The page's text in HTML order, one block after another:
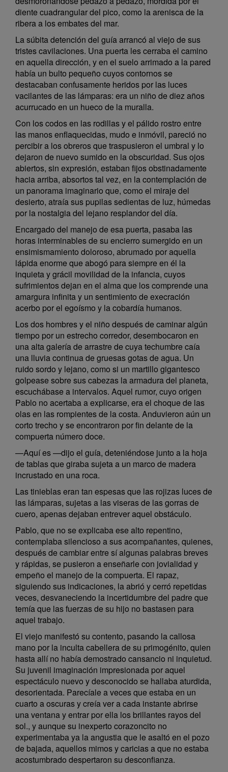
diente cuadrangular del pico, como la arenisca de la
ribera a los embates del mar.
La súbita detención del guía arrancó al viejo de sus
tristes cavilaciones. Una puerta les cerraba el camino
en aquella dirección, y en el suelo arrimado a la pared
había un bulto pequeño cuyos contornos se
destacaban confusamente heridos por las luces
vacilantes de las lámparas: era un niño de diez años
acurrucado en un hueco de la muralla.
Con los codos en las rodillas y el pálido rostro entre
las manos enflaquecidas, mudo e inmóvil, pareció no
percibir a los obreros que traspusieron el umbral y lo
dejaron de nuevo sumido en la obscuridad. Sus ojos
abiertos, sin expresión, estaban fijos obstinadamente
hacia arriba, absortos tal vez, en la contemplación de
un panorama imaginario que, como el miraje del
desierto, atraía sus pupilas sedientas de luz, húmedas
por la nostalgia del lejano resplandor del día.
Encargado del manejo de esa puerta, pasaba las
horas interminables de su encierro sumergido en un
ensimismamiento doloroso, abrumado por aquella
lápida enorme que abogó para siempre en él la
inquieta y grácil movilidad de la infancia, cuyos
sufrimientos dejan en el alma que los comprende una
amargura infinita y un sentimiento de execración
acerbo por el egoísmo y la cobardía humanos.
Los dos hombres y el niño después de caminar algún
tiempo por un estrecho corredor, desembocaron en
una alta galería de arrastre de cuya techumbre caía
una lluvia continua de gruesas gotas de agua. Un
ruido sordo y lejano, como si un martillo gigantesco
golpease sobre sus cabezas la armadura del planeta,
escuchábase a intervalos. Aquel rumor, cuyo origen
Pablo no acertaba a explicarse, era el choque de las
olas en las rompientes de la costa. Anduvieron aún un
corto trecho y se encontraron por fin delante de la
compuerta número doce.
—Aquí es —dijo el guía, deteniéndose junto a la hoja
de tablas que giraba sujeta a un marco de madera
incrustado en una roca.
Las tinieblas eran tan espesas que las rojizas luces de
las lámparas, sujetas a las viseras de las gorras de
cuero, apenas dejaban entrever aquel obstáculo.
Pablo, que no se explicaba ese alto repentino,
contemplaba silencioso a sus acompañantes, quienes,
después de cambiar entre sí algunas palabras breves
y rápidas, se pusieron a enseñarle con jovialidad y
empeño el manejo de la compuerta. El rapaz,
siguiendo sus indicaciones, la abrió y cerró repetidas
veces, desvaneciendo la incertidumbre del padre que
temía que las fuerzas de su hijo no bastasen para
aquel trabajo.
El viejo manifestó su contento, pasando la callosa
mano por la inculta cabellera de su primogénito, quien
hasta allí no había demostrado cansancio ni inquietud.
Su juvenil imaginación impresionada por aquel
espectáculo nuevo y desconocido se hallaba aturdida,
desorientada. Parecíale a veces que estaba en un
cuarto a oscuras y creía ver a cada instante abrirse
una ventana y entrar por ella los brillantes rayos del
sol., y aunque su inexperto corazoncito no
experimentaba ya la angustia que le asaltó en el pozo
de bajada, aquellos mimos y caricias a que no estaba
acostumbrado despertaron su desconfianza.